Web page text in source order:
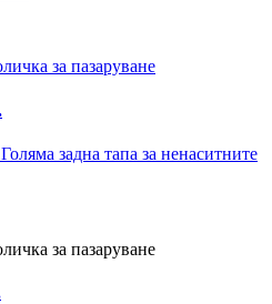
за пазаруване
за пазаруване